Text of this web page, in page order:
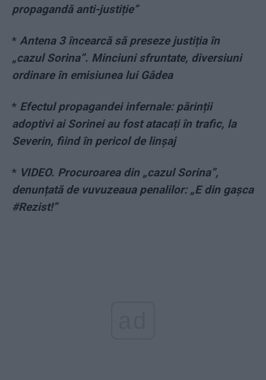
propagandă anti-justiție”
* Antena 3 încearcă să preseze justiția în
„cazul Sorina”. Minciuni sfruntate, diversiuni
ordinare în emisiunea lui Gâdea
* Efectul propagandei infernale: părinții
adoptivi ai Sorinei au fost atacați în trafic, la
Severin, fiind în pericol de linșaj
* VIDEO. Procuroarea din „cazul Sorina”,
denunțată de vuvuzeaua penalilor: „E din gașca
#Rezist!”